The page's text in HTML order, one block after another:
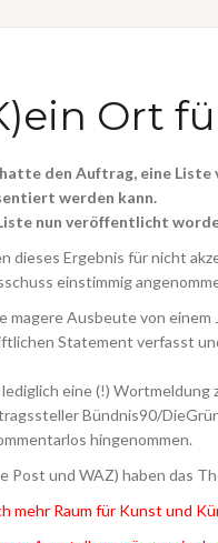
Ort
den Auftrag, eine Liste
werden kann.
nun veröffentlicht
dieses Ergebnis für nicht
einstimmig
magere Ausbeute von
Statement verfasst
eine (!) Wortmeldung
Bündnis90/
hingenommen.
Post und WAZ) haben das
mehr Raum für Kunst und